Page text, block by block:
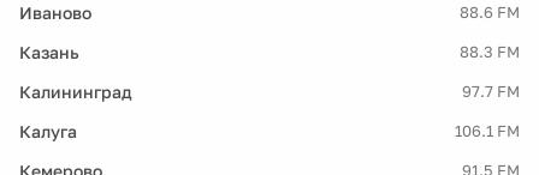
Иваново 88.6 FM
Казань 88.3 FM
Калининград 97.7 FM
Калуга 106.1 FM
Кемерово 91.5 FM